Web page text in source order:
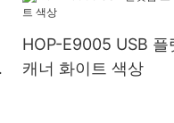
HOP-E9005 USB 플
캐너 화이트 색상